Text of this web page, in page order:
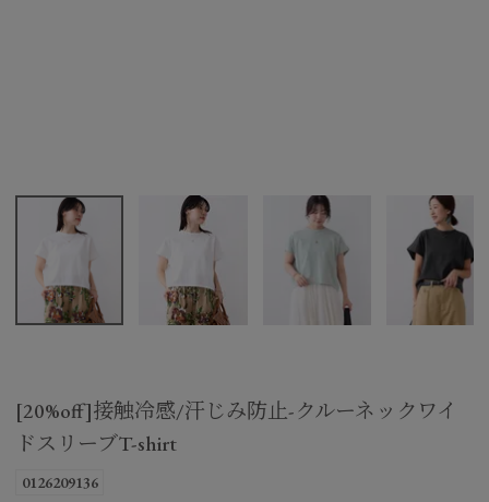
[20%off]接触冷感/汗じみ防止-クルーネックワイ
ドスリーブT-shirt
0126209136